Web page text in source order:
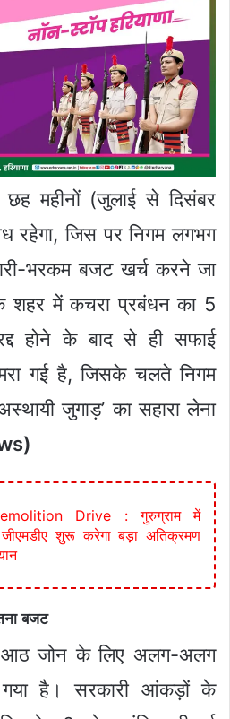
महीनों (जुलाई से दिसंबर
जिस पर निगम लगभग
भरकम बजट खर्च करने जा
शहर में कचरा प्रबंधन का 5
होने के बाद से ही सफाई
गई है, जिसके चलते निगम
जुगाड़’ का सहारा लेना
Drive : गुरुग्राम में
शुरू करेगा बड़ा अतिक्रमण
बजट
आठ जोन के लिए अलग-अलग
है। सरकारी आंकड़ों के